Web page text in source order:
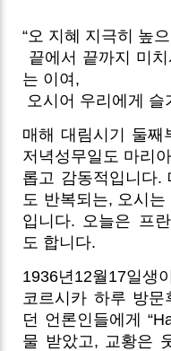
“오 지혜 지극히 높
끝에서 끝까지 미
는 이여,
오시어 우리에게 슬
매해 대림시기 둘째
저녁성무일도 마리
롭고 감동적입니다.
도 반복되는, 오시
입니다. 오늘은 프
도 합니다.
1936년12월17일생
코르시카 하루 방
던 언론인들에게
물 받았고, 교황은